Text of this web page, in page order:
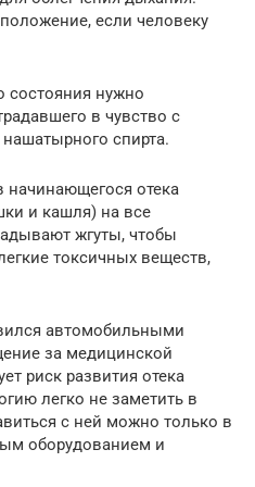
если человеку
состояния нужно
в чувство с
спирта.
отека
и кашля) на все
жгуты, чтобы
токсичных веществ,
автомобильными
за медицинской
риск развития отека
легко не заметить в
с ней можно только в
оборудованием и